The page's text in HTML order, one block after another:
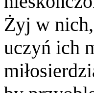
Żyj w
uczyń ich